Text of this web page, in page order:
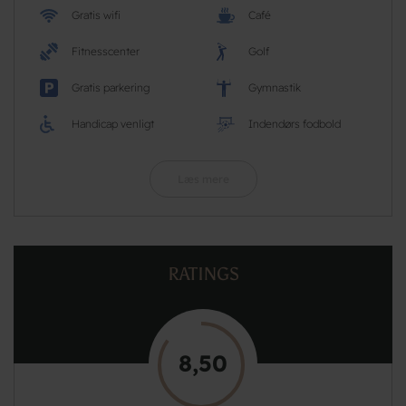
Gratis wifi Café
Fitnesscenter Golf
Gratis parkering Gymnastik
Handicap venligt Indendørs fodbold
RATINGS
8,50